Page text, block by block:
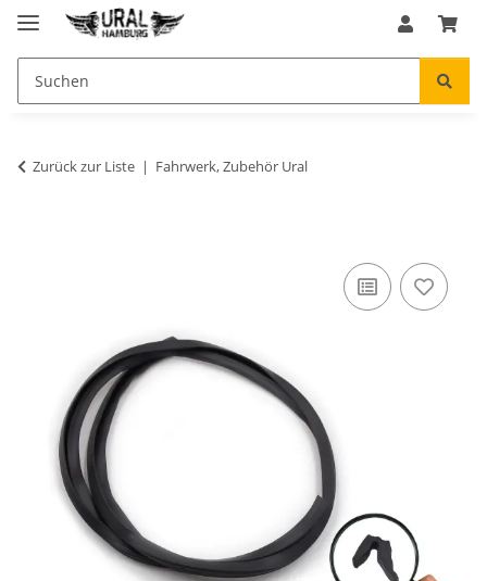
Zurück zur Liste Fahrwerk, Zubehör Ural